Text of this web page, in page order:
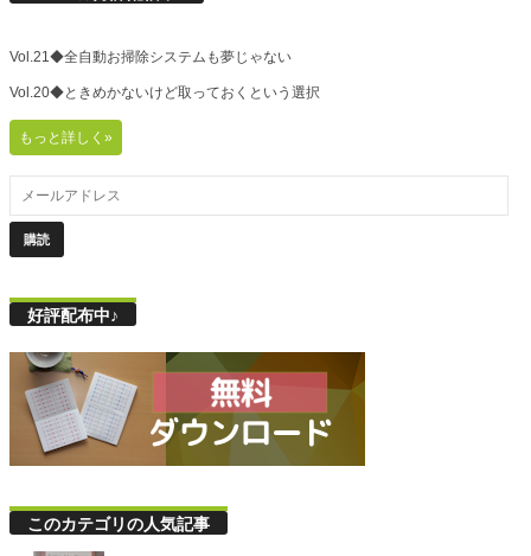
Vol.21◆全自動お掃除システムも夢じゃない
Vol.20◆ときめかないけど取っておくという選択
もっと詳しく»
好評配布中♪
このカテゴリの人気記事